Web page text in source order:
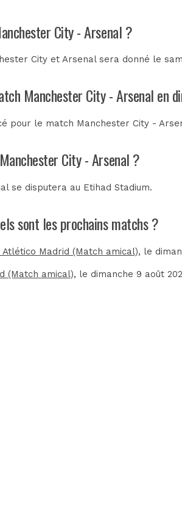
City - Arsenal ?
City et Arsenal sera donné le
Manchester City - Arsenal en
pour le match Manchester City -
City - Arsenal ?
se disputera au Etihad Stadium.
sont les prochains matchs ?
Madrid (Match amical), le
(Match amical), le dimanche 9 août